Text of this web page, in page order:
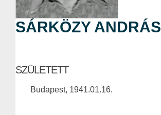
SÁRKÖZY ANDRÁS
SZÜLETETT
Budapest, 1941.01.16.